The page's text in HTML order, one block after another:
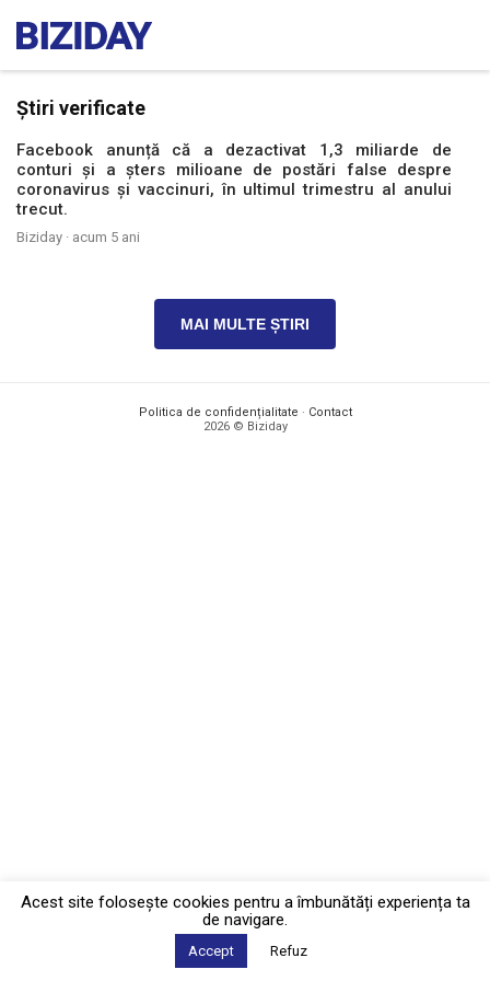
Știri verificate
Facebook anunță că a dezactivat 1,3 miliarde de
conturi și a șters milioane de postări false despre
coronavirus și vaccinuri, în ultimul trimestru al anului
trecut.
Biziday · acum 5 ani
MAI MULTE ȘTIRI
Politica de confidențialitate · Contact
2026 © Biziday
Acest site foloseşte cookies pentru a îmbunătăți experiența ta
de navigare.
Accept Refuz